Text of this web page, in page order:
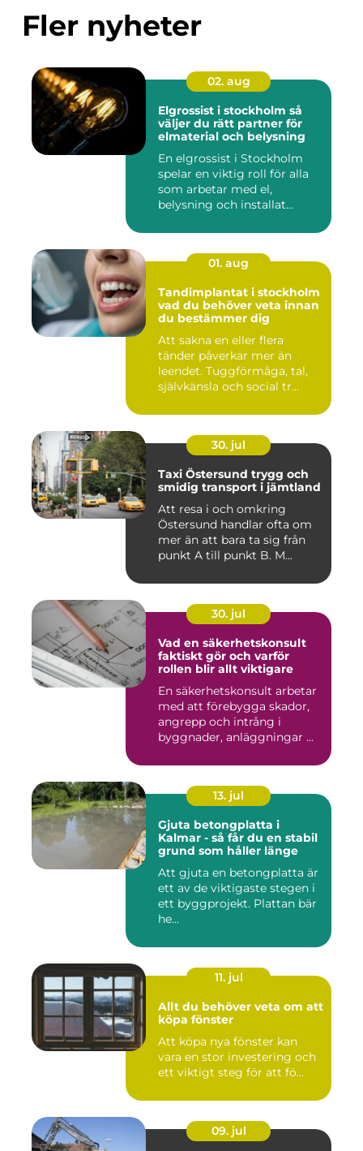
Fler nyheter
02. aug
Elgrossist i stockholm så
väljer du rätt partner för
elmaterial och belysning
En elgrossist i Stockholm
spelar en viktig roll för alla
som arbetar med el,
belysning och installat...
01. aug
Tandimplantat i stockholm
vad du behöver veta innan
du bestämmer dig
Att sakna en eller flera
tänder påverkar mer än
leendet. Tuggförmåga, tal,
självkänsla och social tr...
30. jul
Taxi Östersund trygg och
smidig transport i jämtland
Att resa i och omkring
Östersund handlar ofta om
mer än att bara ta sig från
punkt A till punkt B. M...
30. jul
Vad en säkerhetskonsult
faktiskt gör och varför
rollen blir allt viktigare
En säkerhetskonsult arbetar
med att förebygga skador,
angrepp och intrång i
byggnader, anläggningar ...
13. jul
Gjuta betongplatta i
Kalmar - så får du en stabil
grund som håller länge
Att gjuta en betongplatta är
ett av de viktigaste stegen i
ett byggprojekt. Plattan bär
he...
11. jul
Allt du behöver veta om att
köpa fönster
Att köpa nya fönster kan
vara en stor investering och
ett viktigt steg för att fö...
09. jul